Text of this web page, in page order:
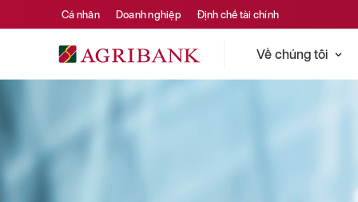
Cá nhân Doanh nghiệp Định chế tài chính
Về chúng tôi